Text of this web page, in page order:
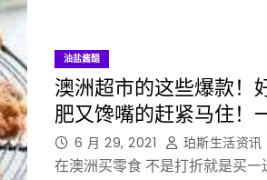
油盐酱醋
澳洲超市的这些爆款！
肥又馋嘴的赶紧马住！
6 月 29, 2021 珀斯生活资讯
在澳洲买零食 不是打折就是买